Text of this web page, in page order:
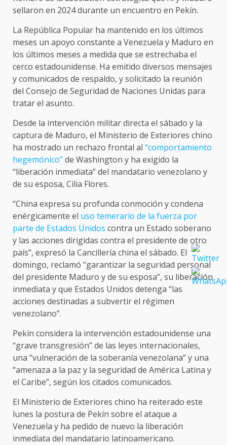
sellaron en 2024 durante un encuentro en Pekín.
La República Popular ha mantenido en los últimos
meses un apoyo constante a Venezuela y Maduro en
los últimos meses a medida que se estrechaba el
cerco estadounidense. Ha emitido diversos mensajes
y comunicados de respaldo, y solicitado la reunión
del Consejo de Seguridad de Naciones Unidas para
tratar el asunto.
Desde la intervención militar directa el sábado y la
captura de Maduro, el Ministerio de Exteriores chino
ha mostrado un rechazo frontal al “comportamiento
hegemónico”de Washington y ha exigido la
“liberación inmediata” del mandatario venezolano y
de su esposa, Cilia Flores.
“China expresa su profunda conmoción y condena
enérgicamente el uso temerario de la fuerza por
parte de Estados Unidos contra un Estado soberano
y las acciones dirigidas contra el presidente de otro
país”, expresó la Cancillería china el sábado. El
domingo, reclamó “garantizar la seguridad personal
del presidente Maduro y de su esposa”, su liberación
inmediata y que Estados Unidos detenga “las
acciones destinadas a subvertir el régimen
venezolano”.
Pekín considera la intervención estadounidense una
“grave transgresión” de las leyes internacionales,
una “vulneración de la soberanía venezolana” y una
“amenaza a la paz y la seguridad de América Latina y
el Caribe”, según los citados comunicados.
El Ministerio de Exteriores chino ha reiterado este
lunes la postura de Pekín sobre el ataque a
Venezuela y ha pedido de nuevo la liberación
inmediata del mandatario latinoamericano.